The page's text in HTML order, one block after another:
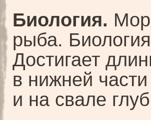
Биология.
рыба.
Достигает
в нижней
и на свале